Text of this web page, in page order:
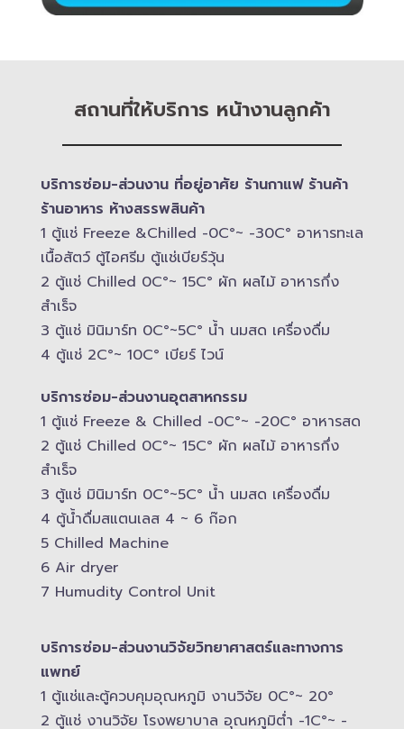
สถานที่ให้บริการ หน้างานลูกค้า
บริการซ่อม-​ส่วนงาน ที่อยู่อาศัย ร้านกาแฟ ร้านค้า
ร้านอาหาร ห้างสรรพสินค้า
1 ตู้แช่ Freeze &​Chilled -​0C°~ -​30C° อาหารทะเล
เนื้อสัตว์ ตู้ไอศรีม ตู้แช่เบียร์วุ้น
2 ตู้แช่ Chilled​ 0C°~ 15C° ผัก ผลไม้ อาหารกึ่ง
สำเร็จ
3 ตู้แช่​ มินิมาร์ท 0C°~5C° น้ำ นมสด เครื่องดื่ม
4 ตู้แช่ 2C°~ 10​C° เบียร์ ไวน์
บริการซ่อม-​ส่วนงานอุตสาหกรรม
1 ตู้แช่ Freeze &​ Chilled -​0C°~ -​20C° อาหารสด
2 ตู้แช่ Chilled​ 0C°~ 15C° ผัก ผลไม้ อาหารกึ่ง
สำเร็จ
3 ตู้แช่​ มินิมาร์ท 0C°~5C° น้ำ นมสด เครื่องดื่ม
4 ตู้น้ำดื่มสแตนเลส​ 4 ~ 6 ก๊อก
5 Chilled Mac​hine
6 Air dryer
7 Humudity Control Unit
บริการซ่อม-​ส่วนงานวิจัยวิทยาศาสตร์และทางการ
แพทย์
1 ตู้แช่และตู้ควบคุม​อุณหภูมิ​ งานวิจัย 0C°~ 20°
2 ตู้แช่ งานวิจัย โรงพยาบาล อุณหภูมิ​ต่ำ -​1C°~ -​